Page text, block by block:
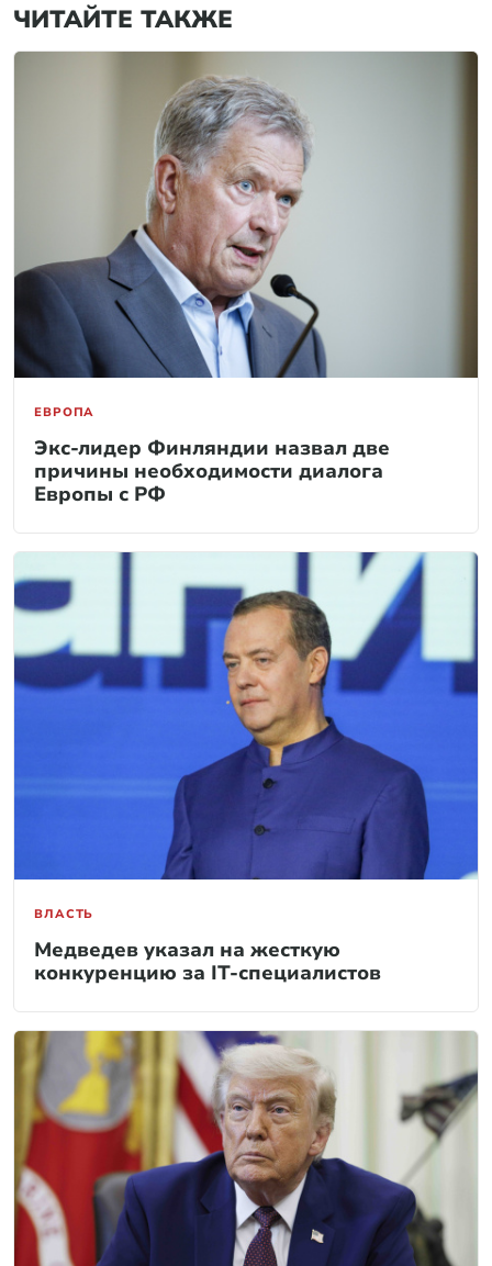
ЧИТАЙТЕ ТАКЖЕ
ЕВРОПА
Экс-лидер Финляндии назвал две
причины необходимости диалога
Европы с РФ
ВЛАСТЬ
Медведев указал на жесткую
конкуренцию за IT-специалистов